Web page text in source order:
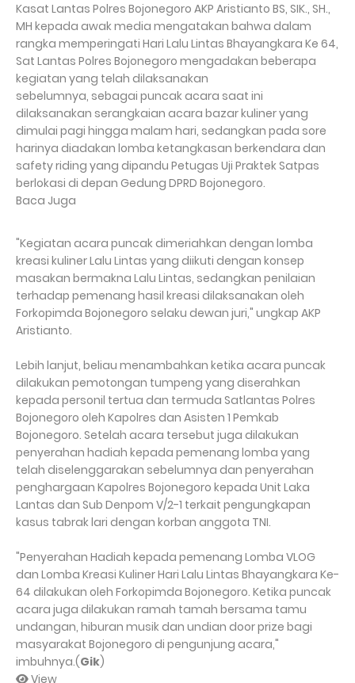
Kasat Lantas Polres Bojonegoro AKP Aristianto BS, SIK., SH.,
MH kepada awak media mengatakan bahwa dalam
rangka memperingati Hari Lalu Lintas Bhayangkara Ke 64,
Sat Lantas Polres Bojonegoro mengadakan beberapa
kegiatan yang telah dilaksanakan
sebelumnya, sebagai puncak acara saat ini
dilaksanakan serangkaian acara bazar kuliner yang
dimulai pagi hingga malam hari, sedangkan pada sore
harinya diadakan lomba ketangkasan berkendara dan
safety riding yang dipandu Petugas Uji Praktek Satpas
berlokasi di depan Gedung DPRD Bojonegoro.
Baca Juga
"Kegiatan acara puncak dimeriahkan dengan lomba
kreasi kuliner Lalu Lintas yang diikuti dengan konsep
masakan bermakna Lalu Lintas, sedangkan penilaian
terhadap pemenang hasil kreasi dilaksanakan oleh
Forkopimda Bojonegoro selaku dewan juri," ungkap AKP
Aristianto.
Lebih lanjut, beliau menambahkan ketika acara puncak
dilakukan pemotongan tumpeng yang diserahkan
kepada personil tertua dan termuda Satlantas Polres
Bojonegoro oleh Kapolres dan Asisten 1 Pemkab
Bojonegoro. Setelah acara tersebut juga dilakukan
penyerahan hadiah kepada pemenang lomba yang
telah diselenggarakan sebelumnya dan penyerahan
penghargaan Kapolres Bojonegoro kepada Unit Laka
Lantas dan Sub Denpom V/2-1 terkait pengungkapan
kasus tabrak lari dengan korban anggota TNI.
"Penyerahan Hadiah kepada pemenang Lomba VLOG
dan Lomba Kreasi Kuliner Hari Lalu Lintas Bhayangkara Ke-
64 dilakukan oleh Forkopimda Bojonegoro. Ketika puncak
acara juga dilakukan ramah tamah bersama tamu
undangan, hiburan musik dan undian door prize bagi
masyarakat Bojonegoro di pengunjung acara,"
imbuhnya.(Gik)
View